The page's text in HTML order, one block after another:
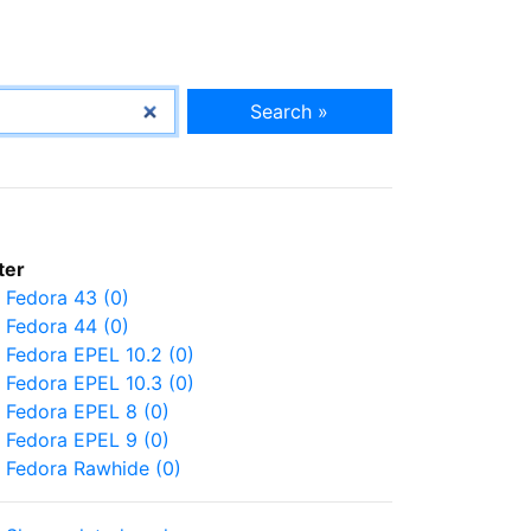
Search »
Fedora 43 (0)
Fedora 44 (0)
Fedora EPEL 10.2 (0)
Fedora EPEL 10.3 (0)
Fedora EPEL 8 (0)
Fedora EPEL 9 (0)
Fedora Rawhide (0)